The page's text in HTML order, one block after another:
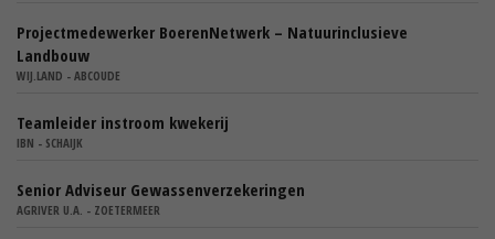
Projectmedewerker BoerenNetwerk – Natuurinclusieve
Landbouw
WIJ.LAND - ABCOUDE
Teamleider instroom kwekerij
IBN - SCHAIJK
Senior Adviseur Gewassenverzekeringen
AGRIVER U.A. - ZOETERMEER